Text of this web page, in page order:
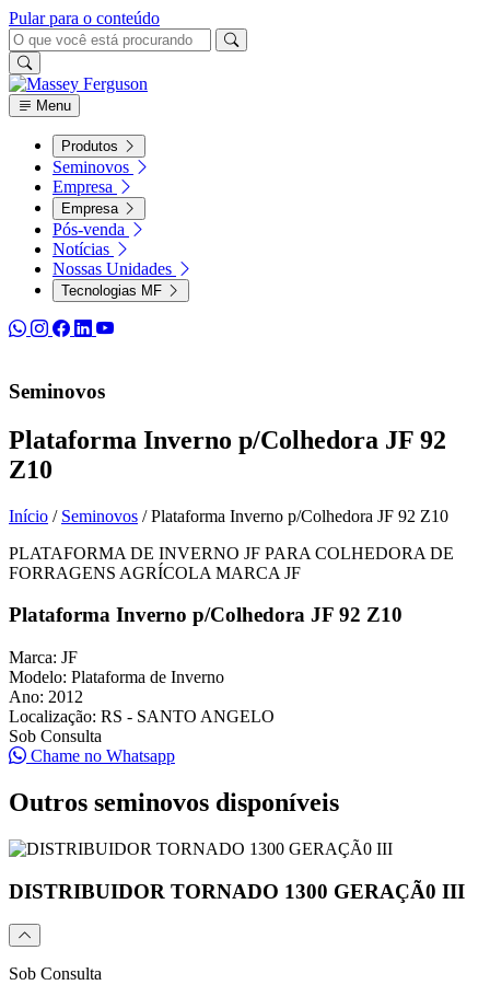
Pular para o conteúdo
Menu
Produtos
Seminovos
Empresa
Empresa
Pós-venda
Notícias
Nossas Unidades
Tecnologias MF
Seminovos
Plataforma Inverno p/Colhedora JF 92
Z10
Início / Seminovos / Plataforma Inverno p/Colhedora JF 92 Z10
PLATAFORMA DE INVERNO JF PARA COLHEDORA DE
FORRAGENS AGRÍCOLA MARCA JF
Plataforma Inverno p/Colhedora JF 92 Z10
Marca: JF
Modelo: Plataforma de Inverno
Ano: 2012
Localização: RS - SANTO ANGELO
Sob Consulta
Chame no Whatsapp
Outros seminovos disponíveis
DISTRIBUIDOR TORNADO 1300 GERAÇÃ0 III
Sob Consulta